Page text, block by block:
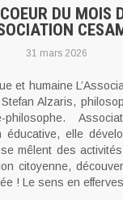
DU MOIS
31 mars 2026
et humaine
Alzaris,
philosophe.
éducative, elle
mêlent des
citoyenne,
! Le sens en